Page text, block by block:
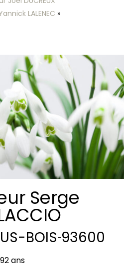
LALENEC »
Serge
BOIS-93600
92 ans